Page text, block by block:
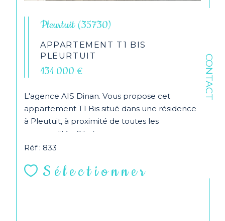
CONTACT
Pleurtuit (35730)
APPARTEMENT T1 BIS
PLEURTUIT
131 000 €
L'agence AIS Dinan. Vous propose cet
appartement T1 Bis situé dans une résidence
à Pleutuit, à proximité de toutes les
commodités. Situé au...
Réf : 833
Sélectionner